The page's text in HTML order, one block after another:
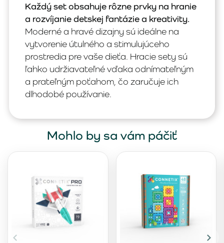
Každý set obsahuje rôzne prvky na hranie
a rozvíjanie detskej fantázie a kreativity.
Moderné a hravé dizajny sú ideálne na
vytvorenie útulného a stimulujúceho
prostredia pre vaše dieťa. Hracie sety sú
ľahko udržiavateľné vďaka odnímateľným
a prateľným poťahom, čo zaručuje ich
dlhodobé používanie.
Mohlo by sa vám páčiť